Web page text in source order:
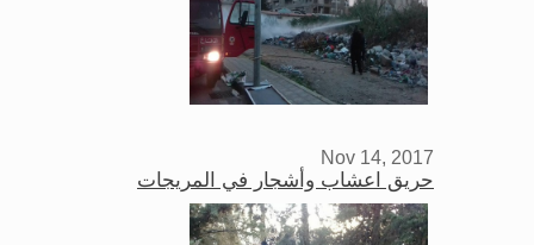
Nov 14, 2017
حريق اعشاب وأشجار في المريجات